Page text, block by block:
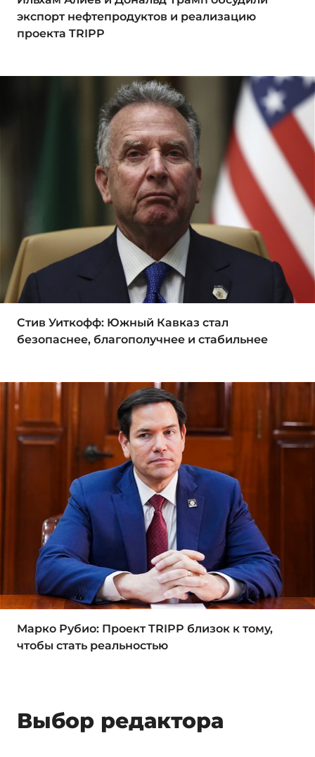
экспорт нефтепродуктов и реализацию
проекта TRIPP
Стив Уиткофф: Южный Кавказ стал
безопаснее, благополучнее и стабильнее
Марко Рубио: Проект TRIPP близок к тому,
чтобы стать реальностью
Выбор редактора